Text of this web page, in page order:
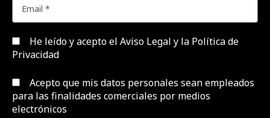
He leído y acepto el Aviso Legal y la Política de
Privacidad
Acepto que mis datos personales sean empleados
para las finalidades comerciales por medios
electrónicos